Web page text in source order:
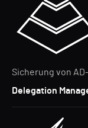
Sicherung von
Delegation